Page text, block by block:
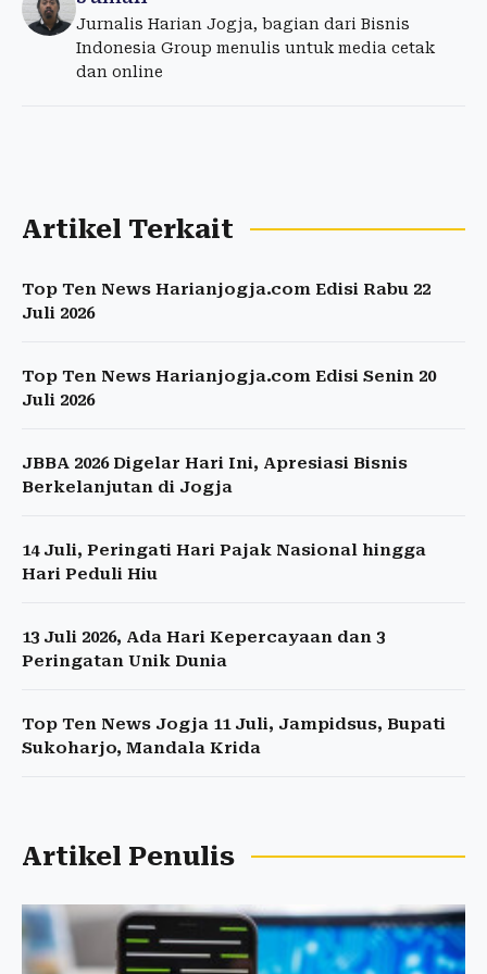
Jurnalis Harian Jogja, bagian dari Bisnis
Indonesia Group menulis untuk media cetak
dan online
Artikel Terkait
Top Ten News Harianjogja.com Edisi Rabu 22
Juli 2026
Top Ten News Harianjogja.com Edisi Senin 20
Juli 2026
JBBA 2026 Digelar Hari Ini, Apresiasi Bisnis
Berkelanjutan di Jogja
14 Juli, Peringati Hari Pajak Nasional hingga
Hari Peduli Hiu
13 Juli 2026, Ada Hari Kepercayaan dan 3
Peringatan Unik Dunia
Top Ten News Jogja 11 Juli, Jampidsus, Bupati
Sukoharjo, Mandala Krida
Artikel Penulis